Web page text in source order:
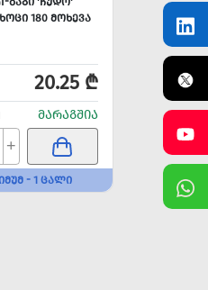
180 ᲛᲝᲮᲔᲕᲐ
20.25 ₾
ᲛᲐᲠᲐᲒᲨᲘᲐ
+
- 1 ᲪᲐᲚᲘ